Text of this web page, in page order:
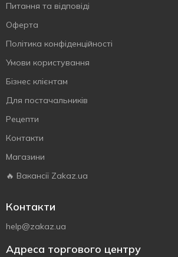
Питання та відповіді
Оферта
Політика конфіденційності
Умови користування
Бізнес клієнтам
Для постачальників
Рецепти
Контакти
Магазини
🔥 Вакансії Zakaz.ua
Контакти
help@zakaz.ua
Адреса торгового центру